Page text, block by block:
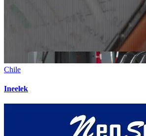
Chile
Ineelek